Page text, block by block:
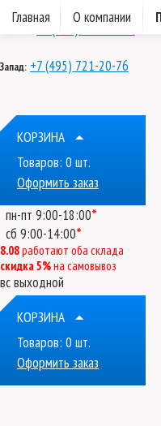
Запад: +7 (495) 721-20-76
КОРЗИНА
Товаров: 0 шт.
Оформить заказ
пн-пт 9:00-18:00*
сб 9:00-14:00*
8.08работают оба склада
скидка 5%на самовывоз
всвыходной
КОРЗИНА
Товаров: 0 шт.
Оформить заказ
Главная О компании